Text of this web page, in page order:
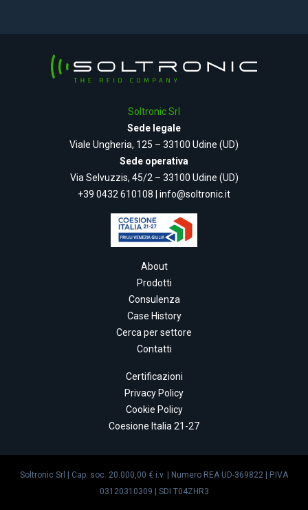
Soltronic Srl
Sede legale
Viale Ungheria, 125 – 33100 Udine (UD)
Sede operativa
Via Selvuzzis, 45/2 – 33100 Udine (UD)
+39 0432 610108
info@soltronic.it
About
Prodotti
Consulenza
Case History
Cerca per settore
Contatti
Certificazioni
Privacy Policy
Cookie Policy
Coesione Italia 21-27
Soltronic Srl | Cap. soc. 20.000,00 € i.v. | Numero REA UD-369822 | P.IVA
03120310309 | SDI T04ZHR3